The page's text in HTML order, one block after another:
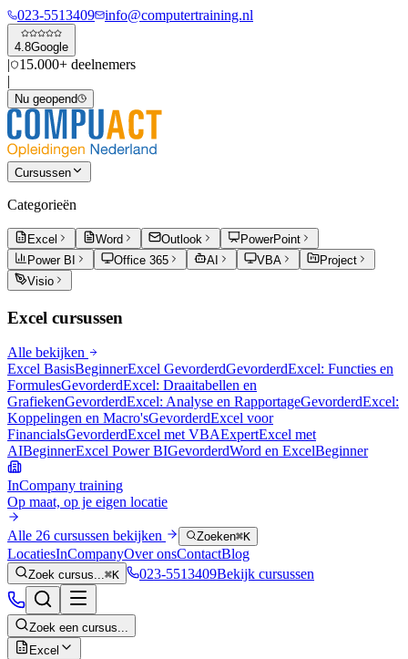
023-5513409 info@computertraining.nl
4.8Google
|
15.000+ deelnemers
|
Nu geopend
Cursussen
Categorieën
Excel Word Outlook
PowerPoint
Power BI
Office 365 AI VBA
Project
Visio
Excel cursussen
Alle bekijken
Excel BasisBeginnerExcel GevorderdGevorderdExcel: Functies en
FormulesGevorderdExcel: Draaitabellen en
GrafiekenGevorderdExcel: Analyse en RapportageGevorderdExcel:
Koppelingen en Macro'sGevorderdExcel voor
FinancialsGevorderdExcel met VBAExpertExcel met
AIBeginnerExcel Power BIGevorderdWord en ExcelBeginner
InCompany training
Op maat, op je eigen locatie
Alle 26 cursussen bekijken Zoeken⌘K
LocatiesInCompanyOver onsContactBlog
Zoek cursus...⌘K 023-5513409Bekijk cursussen
Zoek een cursus...
Excel